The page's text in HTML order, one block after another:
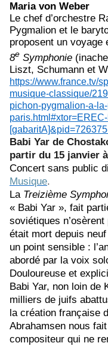
Maria von Weber
Le chef d’orchestre
Pygmalion et le
proposent un voyage
8e Symphonie
Liszt, Schumann et
https://www.france.tv/
musique-classique/
pichon-pygmalion-a-
Babi Yar de
partir du 15 janvier
Concert sans public
Musique.
La Treizième
« Babi Yar », fait
soviétiques
était mort depuis
un point sensible :
abordé par la voix
Douloureuse et
Babi Yar, non loin de
milliers de juifs
la création française
Abrahamsen nous
compositeur qui ne